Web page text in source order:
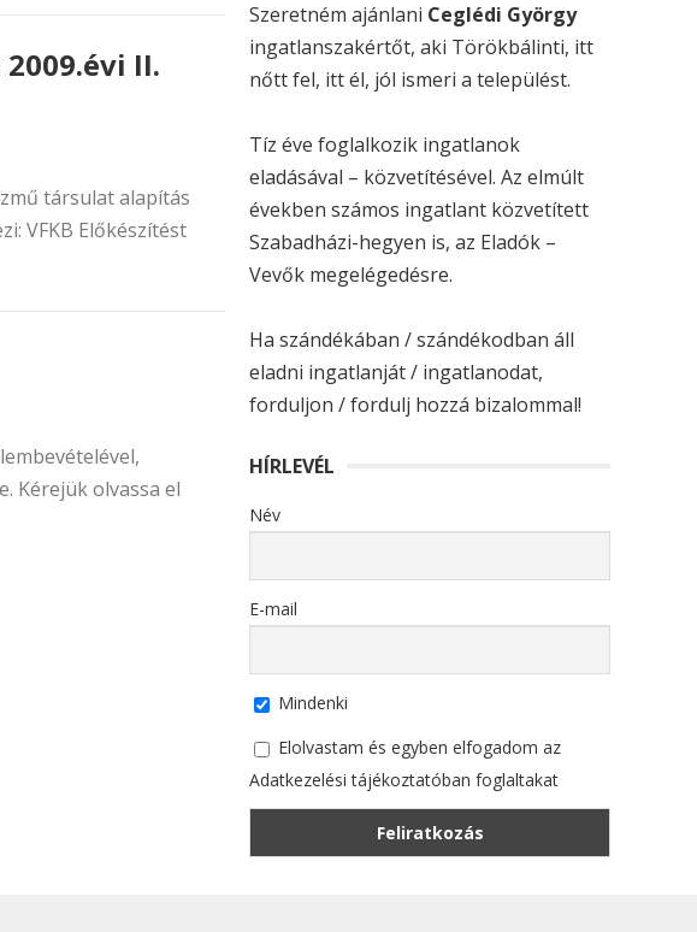
II.
társulat alapítás
VFKB Előkészítést
Kérejük olvassa el
Szeretném ajánlani Ceglédi György
ingatlanszakértőt, aki Törökbálinti, itt
nőtt fel, itt él, jól ismeri a települést.
Tíz éve foglalkozik ingatlanok
eladásával – közvetítésével. Az elmúlt
években számos ingatlant közvetített
Szabadházi-hegyen is, az Eladók –
Vevők megelégedésre.
Ha szándékában / szándékodban áll
eladni ingatlanját / ingatlanodat,
forduljon / fordulj hozzá bizalommal!
HÍRLEVÉL
Név
E-mail
Mindenki
Elolvastam és egyben elfogadom az
Adatkezelési tájékoztatóban foglaltakat